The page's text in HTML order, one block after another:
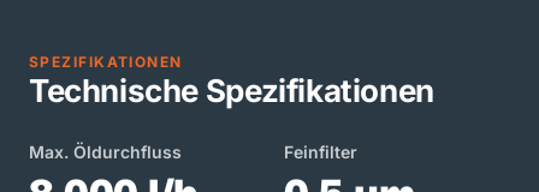
SPEZIFIKATIONEN
Technische Spezifikationen
Max. Öldurchfluss Feinfilter